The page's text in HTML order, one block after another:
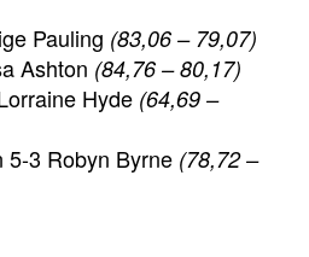
Pauling (83,06 – 79,07)
Ashton (84,76 – 80,17)
Hyde (64,69 –
5-3 Robyn Byrne (78,72 –